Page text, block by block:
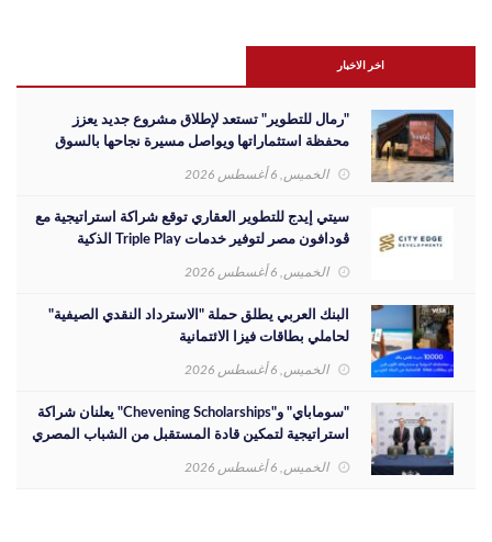
اخر الاخبار
"رمال للتطوير" تستعد لإطلاق مشروع جديد يعزز
محفظة استثماراتها ويواصل مسيرة نجاحها بالسوق
الخميس, 6 أغسطس 2026
سيتي إيدج للتطوير العقاري توقع شراكة استراتيجية مع
ڤودافون مصر لتوفير خدمات Triple Play الذكية
بمشروع داون تاون بمدينة العلمين الجديدة
الخميس, 6 أغسطس 2026
البنك العربي يطلق حملة "الاسترداد النقدي الصيفية"
لحاملي بطاقات فيزا الائتمانية
الخميس, 6 أغسطس 2026
"سوماباي" و"Chevening Scholarships" يعلنان شراكة
استراتيجية لتمكين قادة المستقبل من الشباب المصري
الخميس, 6 أغسطس 2026